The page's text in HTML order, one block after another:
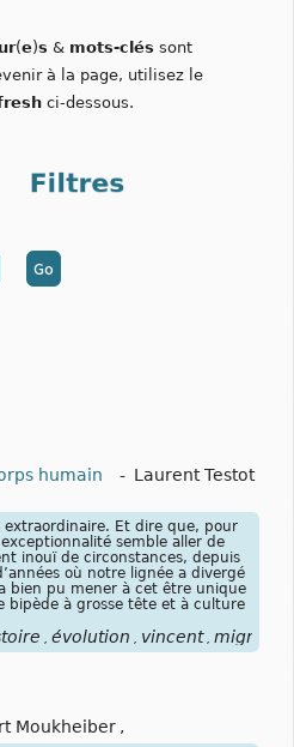
(e)s & mots-clés sont
à la page, utilisez le
ci-dessous.
humain - Laurent Testot
extraordinaire. Et dire que, pour
semble aller de
inouï de circonstances, depuis
où notre lignée a divergé
bien pu mener à cet être unique
bipède à grosse tête et à culture
évolution vincent mignerot
Moukheiber ,